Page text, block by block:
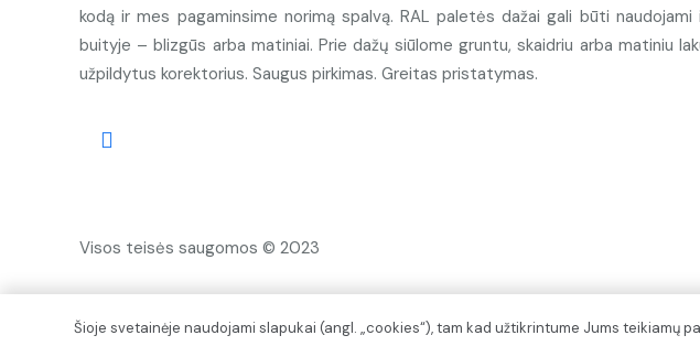
kodą ir mes pagaminsime norimą spalvą. RAL paletės dažai gali būti naudojami
buityje – blizgūs arba matiniai. Prie dažų siūlome gruntu, skaidriu arba matiniu
užpildytus korektorius. Saugus pirkimas. Greitas pristatymas.
Visos teisės saugomos © 2023
Šioje svetainėje naudojami slapukai (angl. „cookies“), tam kad užtikrintume Jums teikiamų